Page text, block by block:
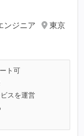
ンジニア
東京
ト可
スを運営